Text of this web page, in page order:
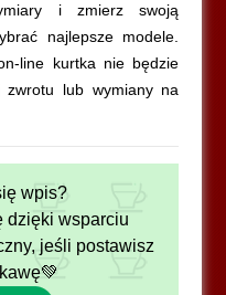
i zmierz swoją
najlepsze modele.
line kurtka nie będzie
zwrotu lub wymiany na
wpis?
dzięki wsparciu
jeśli postawisz